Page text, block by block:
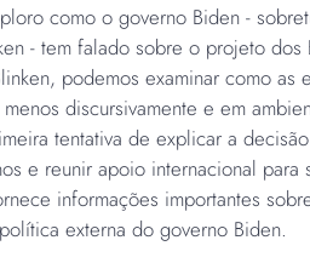
como o governo Biden -
- tem falado sobre o projeto dos
podemos examinar como as
discursivamente e em
tentativa de explicar a
e reunir apoio internacional para
informações importantes
externa do governo Biden.